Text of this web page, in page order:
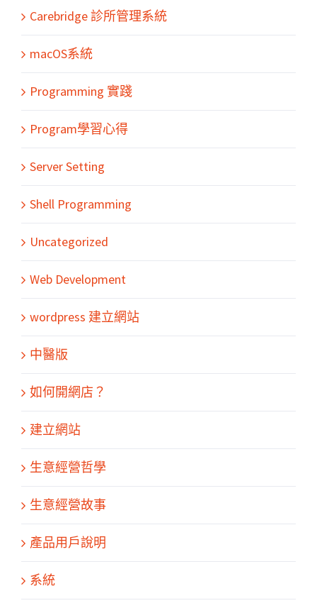
Carebridge 診所管理系統
macOS系統
Programming 實踐
Program學習心得
Server Setting
Shell Programming
Uncategorized
Web Development
wordpress 建立網站
中醫版
如何開網店？
建立網站
生意經營哲學
生意經營故事
產品用戶說明
系統